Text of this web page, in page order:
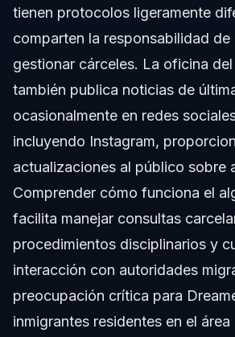
tienen protocolos ligeramente
comparten la responsabilidad
gestionar cárceles. La oficina
también publica noticias de
ocasionalmente en redes
incluyendo Instagram,
actualizaciones al público sobre
Comprender cómo funciona el
facilita manejar consultas
procedimientos disciplinarios y
interacción con autoridades
preocupación crítica para
inmigrantes residentes en el